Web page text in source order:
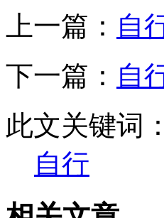
上一篇： 自
下一篇： 自
此文关键词：
自行